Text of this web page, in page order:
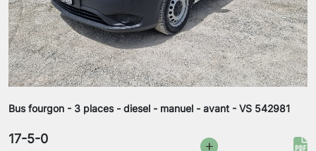
Bus fourgon - 3 places - diesel - manuel - avant - VS 542981
17-5-0